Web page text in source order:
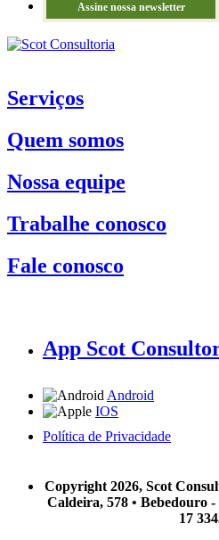
Assine nossa newsletter
Serviços
Quem somos
Nossa equipe
Trabalhe conosco
Fale conosco
App Scot
Android
IOS
Política de Privacidade
Copyright 2026, Scot
Caldeira, 578 • Bebedouro
17